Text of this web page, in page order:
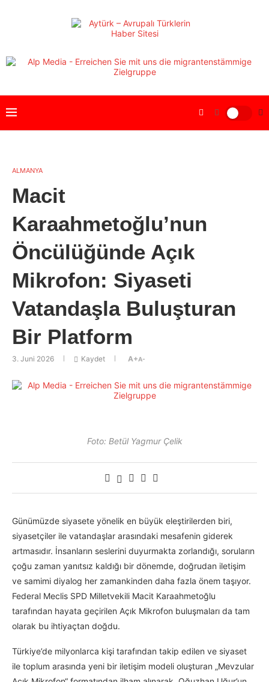
ALMANYA
Macit
Karaahmetoğlu’nun
Öncülüğünde Açık
Mikrofon: Siyaseti
Vatandaşla Buluşturan
Bir Platform
3. Juni 2026 Kaydet A+A-
Foto: Betül Yagmur Çelik
Günümüzde siyasete yönelik en büyük eleştirilerden biri,
siyasetçiler ile vatandaşlar arasındaki mesafenin giderek
artmasıdır. İnsanların seslerini duyurmakta zorlandığı, soruların
çoğu zaman yanıtsız kaldığı bir dönemde, doğrudan iletişim
ve samimi diyalog her zamankinden daha fazla önem taşıyor.
Federal Meclis SPD Milletvekili Macit Karaahmetoğlu
tarafından hayata geçirilen Açık Mikrofon buluşmaları da tam
olarak bu ihtiyaçtan doğdu.
Türkiye’de milyonlarca kişi tarafından takip edilen ve siyaset
ile toplum arasında yeni bir iletişim modeli oluşturan „Mevzular